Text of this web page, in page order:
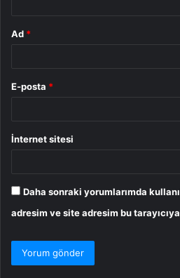
Ad *
E-posta *
İnternet sitesi
Daha sonraki yorumlarımda
adresim ve site adresim bu